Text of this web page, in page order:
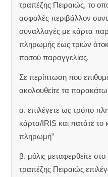
τραπέζης Πειραιώς, το
ασφαλές περιβάλλον
συναλλαγές με κάρτα
πληρωμής έως τριών
ποσού παραγγελίας.
Σε περίπτωση που
ακολουθείτε τα
α. επιλέγετε ως τρόπο
κάρτα/IRIS και πατάτε το
πληρωμή”
β. μόλις μεταφερθείτε
τραπέζης Πειραιώς